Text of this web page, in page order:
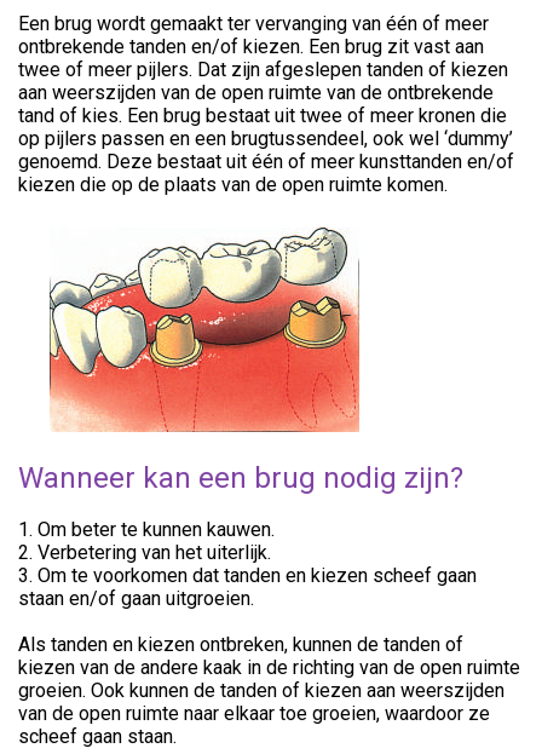
Een brug wordt gemaakt ter vervanging van één of meer
ontbrekende tanden en/of kiezen. Een brug zit vast aan
twee of meer pijlers. Dat zijn afgeslepen tanden of kiezen
aan weerszijden van de open ruimte van de ontbrekende
tand of kies. Een brug bestaat uit twee of meer kronen die
op pijlers passen en een brugtussendeel, ook wel ‘dummy’
genoemd. Deze bestaat uit één of meer kunsttanden en/of
kiezen die op de plaats van de open ruimte komen.
Wanneer kan een brug nodig zijn?
1. Om beter te kunnen kauwen.
2. Verbetering van het uiterlijk.
3. Om te voorkomen dat tanden en kiezen scheef gaan
staan en/of gaan uitgroeien.
Als tanden en kiezen ontbreken, kunnen de tanden of
kiezen van de andere kaak in de richting van de open ruimte
groeien. Ook kunnen de tanden of kiezen aan weerszijden
van de open ruimte naar elkaar toe groeien, waardoor ze
scheef gaan staan.